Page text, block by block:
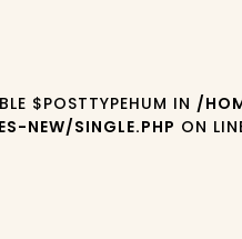
$POSTTYPEHUM IN /
NEW/SINGLE.PHP ON